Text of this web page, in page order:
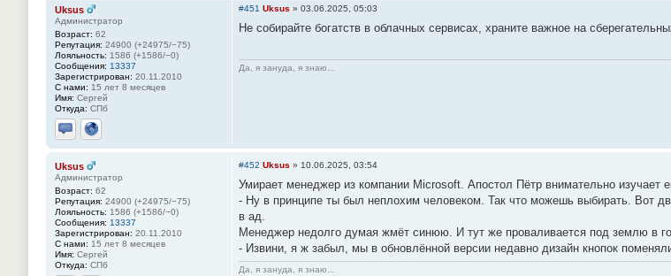
Uksus
Администратор
Возраст: 62
Репутация: 24900 (+24975/−75)
Лояльность: 1586 (+1586/−0)
Сообщения: 13337
Зарегистрирован: 20.11.2010
С нами: 15 лет 8 месяцев
Имя: Сергей
Откуда: СПб
Отправить личное сообщение
Сайт
#451 Uksus » 03.06.2025, 05:03
Не собирайте богатств в облачных сервисах, храните важное на
Да, я зануда, я знаю...
Uksus
Администратор
Возраст: 62
Репутация: 24900 (+24975/−75)
Лояльность: 1586 (+1586/−0)
Сообщения: 13337
Зарегистрирован: 20.11.2010
С нами: 15 лет 8 месяцев
Имя: Сергей
Откуда: СПб
#452 Uksus » 10.06.2025, 03:54
Умирает менеджер из компании Microsoft. Апостол Пётр внимательно изучает
- Ну в принципе ты был неплохим человеком. Так что можешь выбирать. Вот
в ад.
Менеджер недолго думая жмёт синюю. И тут же проваливается под землю в
- Извини, я ж забыл, мы в обновлённой версии недавно дизайн кнопок
Да, я зануда, я знаю...